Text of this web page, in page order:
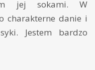
jej sokami. W
charakterne danie i
Jestem bardzo